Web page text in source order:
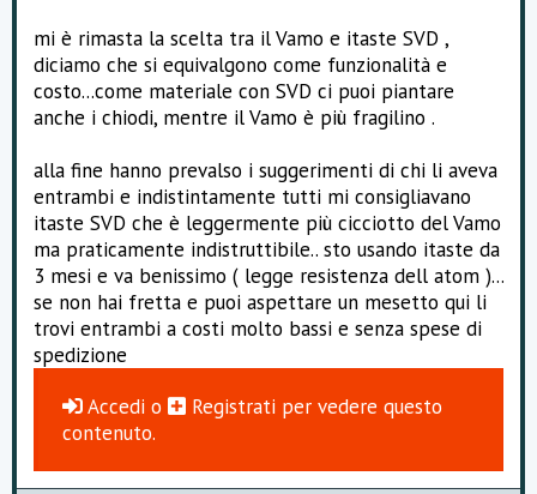
mi è rimasta la scelta tra il Vamo e itaste SVD ,
diciamo che si equivalgono come funzionalità e
costo...come materiale con SVD ci puoi piantare
anche i chiodi, mentre il Vamo è più fragilino .
alla fine hanno prevalso i suggerimenti di chi li aveva
entrambi e indistintamente tutti mi consigliavano
itaste SVD che è leggermente più cicciotto del Vamo
ma praticamente indistruttibile.. sto usando itaste da
3 mesi e va benissimo ( legge resistenza dell atom )...
se non hai fretta e puoi aspettare un mesetto qui li
trovi entrambi a costi molto bassi e senza spese di
spedizione
Accedi o Registrati per vedere questo
contenuto.